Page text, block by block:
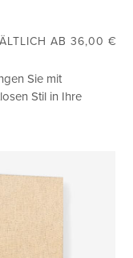
AB 36,00 €
Sie mit
Stil in Ihre